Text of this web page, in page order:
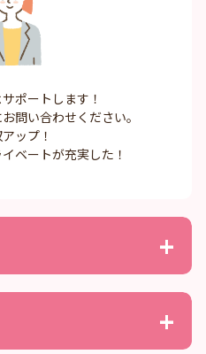
ポートします！
問い合わせください。
ップ！
ベートが充実した！